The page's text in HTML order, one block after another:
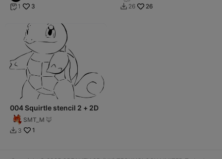
 1 3  26 26
004 Squirtle stencil 2 + 2D
SMT_M 🦊
 3 1